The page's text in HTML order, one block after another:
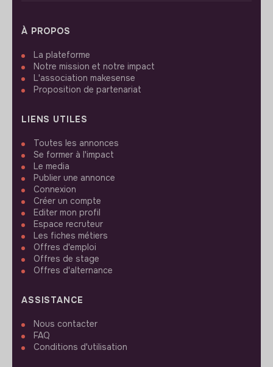
À PROPOS
La plateforme
Notre mission et notre impact
L'association makesense
Proposition de partenariat
LIENS UTILES
Toutes les annonces
Se former à l'impact
Le media
Publier une annonce
Connexion
Créer un compte
Editer mon profil
Espace recruteur
Les fiches métiers
Offres d'emploi
Offres de stage
Offres d'alternance
ASSISTANCE
Nous contacter
FAQ
Conditions d'utilisation